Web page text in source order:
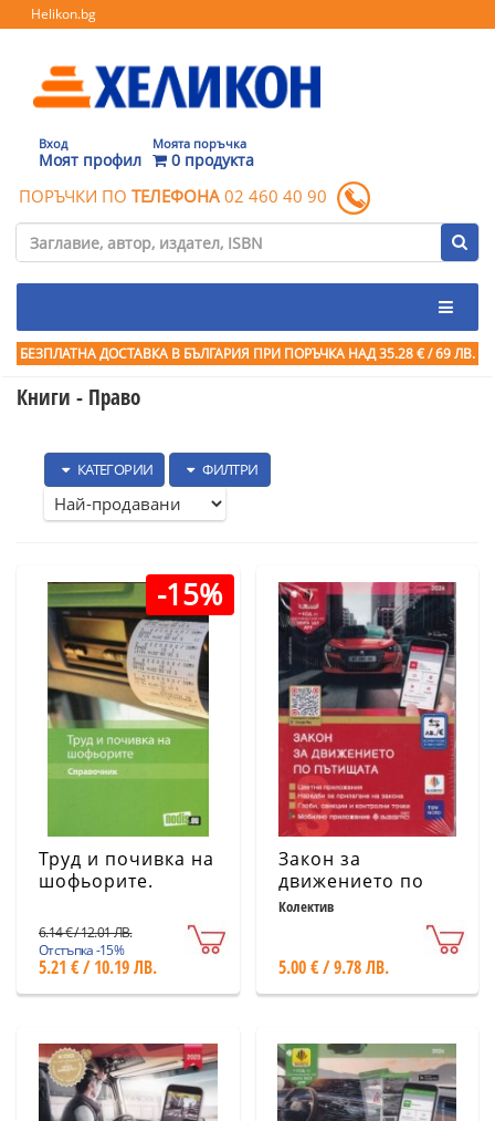
Helikon.bg
Вход
Моят профил
Моята поръчка
0 продукта
ПОРЪЧКИ ПО ТЕЛЕФОНА 02 460 40 90
БЕЗПЛАТНА ДОСТАВКА В БЪЛГАРИЯ ПРИ ПОРЪЧКА НАД 35.28 € / 69 ЛВ.
Книги - Право
КАТЕГОРИИ ФИЛТРИ
-15%
Труд и почивка на
шофьорите.
6.14 € / 12.01 ЛВ.
Отстъпка -15%
5.21 € / 10.19 ЛВ.
Закон за
движението по
пътищата / 2026
Колектив
5.00 € / 9.78 ЛВ.